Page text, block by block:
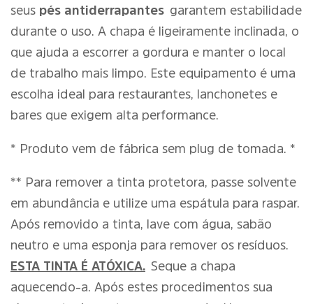
seus pés antiderrapantes garantem estabilidade
durante o uso. A chapa é ligeiramente inclinada, o
que ajuda a escorrer a gordura e manter o local
de trabalho mais limpo. Este equipamento é uma
escolha ideal para restaurantes, lanchonetes e
bares que exigem alta performance.
* Produto vem de fábrica sem plug de tomada. *
** Para remover a tinta protetora, passe solvente
em abundância e utilize uma espátula para raspar.
Após removido a tinta, lave com água, sabão
neutro e uma esponja para remover os resíduos.
ESTA TINTA É ATÓXICA. Seque a chapa
aquecendo-a. Após estes procedimentos sua